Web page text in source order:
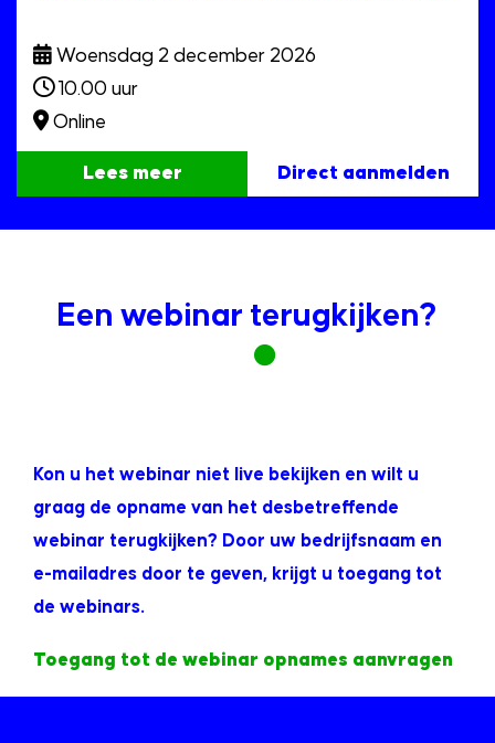
Woensdag 2 december 2026
10.00 uur
Online
Lees meer Direct aanmelden
Een webinar terugkijken?
Kon u het webinar niet live bekijken en wilt u
graag de opname van het desbetreffende
webinar terugkijken? Door uw bedrijfsnaam en
e-mailadres door te geven, krijgt u toegang tot
de webinars.
Toegang tot de webinar opnames aanvragen